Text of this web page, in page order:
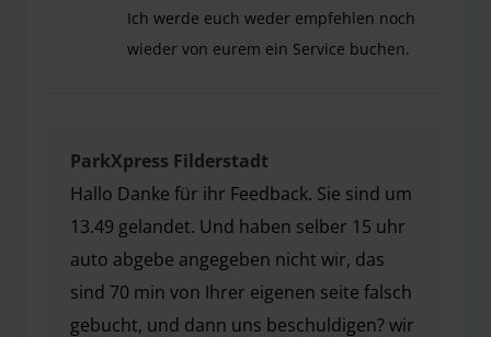
Ich werde euch weder empfehlen noch
wieder von eurem ein Service buchen.
ParkXpress Filderstadt
Hallo Danke für ihr Feedback. Sie sind um
13.49 gelandet. Und haben selber 15 uhr
auto abgebe angegeben nicht wir, das
sind 70 min von Ihrer eigenen seite falsch
gebucht, und dann uns beschuldigen? wir